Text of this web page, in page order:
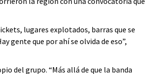
lugares explotados, barras que se
gente que por ahí se olvida de eso”,
del grupo. “Más allá de que la banda